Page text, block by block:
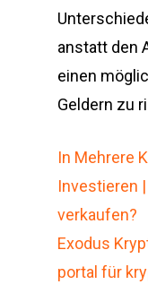
anstatt den
einen
Geldern zu
In Mehrere
Investieren
verkaufen?
Exodus
portal für